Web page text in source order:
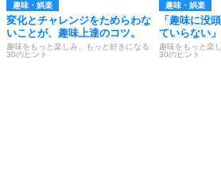
趣味・娯楽
変化とチャレンジをためらわな
いことが、趣味上達のコツ。
趣味をもっと楽しみ、もっと好きになる
30のヒント
趣味・娯楽
「趣味に没
ていらない
趣味をもっと楽
30のヒント